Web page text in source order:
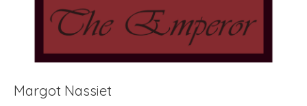
Margot Nassiet